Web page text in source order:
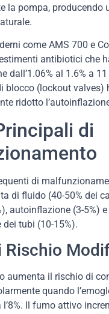
la pompa, producendo
come AMS 700 e
antibiotici che
dall’1.06% al 1.6% a
blocco (lockout valves)
ridotto
di
di
di fluido (40-50% dei
autoinflazione (3-5%)
tubi (10-15%).
Rischio
aumenta il rischio di
quando
l’8%. Il fumo attivo